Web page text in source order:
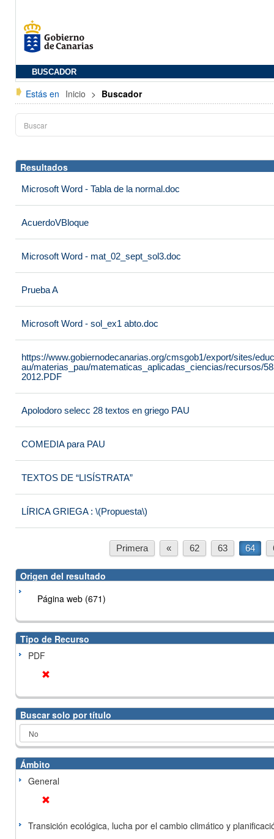
BUSCADOR
Estás en Inicio > Buscador
Resultados
Microsoft Word - Tabla de la normal.doc
AcuerdoVBloque
Microsoft Word - mat_02_sept_sol3.doc
Prueba A
Microsoft Word - sol_ex1 abto.doc
https://www.gobiernodecanarias.org/cmsgob1/export/sites/
au/materias_pau/matematicas_aplicadas_ciencias/recursos/
2012.PDF
Apolodoro selecc 28 textos en griego PAU
COMEDIA para PAU
TEXTOS DE “LISÍSTRATA”
LÍRICA GRIEGA : \(Propuesta\)
Primera « 62 63 64
Origen del resultado
Página web (671)
Tipo de Recurso
PDF
Buscar solo por título
Ámbito
General
Transición ecológica, lucha por el cambio climático y